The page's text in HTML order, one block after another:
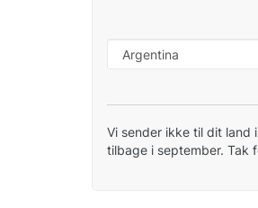
Vi sender ikke til dit land
tilbage i september. Tak